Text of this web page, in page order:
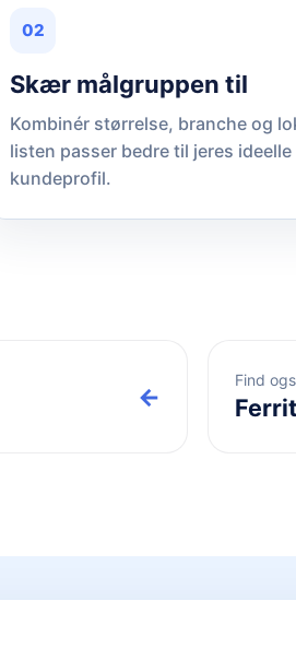
02
Skær målgruppen til
Kombinér størrelse, branche og
listen passer bedre til jeres ideelle
kundeprofil.
←
Find